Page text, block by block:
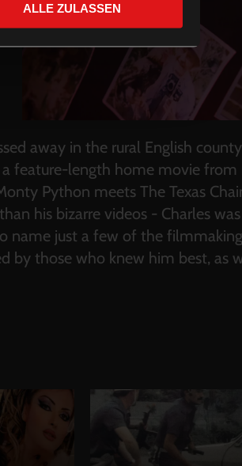
ALLE ZULASSEN
away in the rural English
feature-length home movie from
Python meets The Texas
his bizarre videos - Charles
name just a few of the filmmaking
by those who knew him best, as